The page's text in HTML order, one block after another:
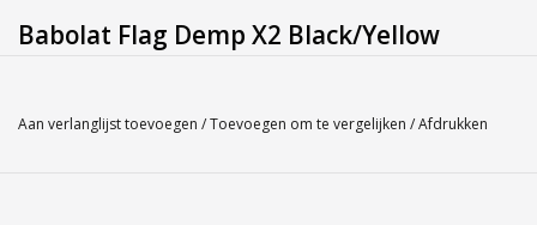
Babolat Flag Demp X2 Black/Yellow
Service
Aan verlanglijst toevoegen /Toevoegen om te vergelijken /Afdrukken